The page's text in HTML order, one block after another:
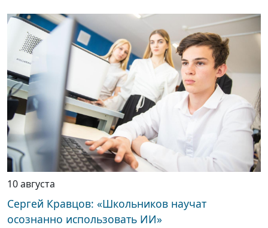
10 августа
Сергей Кравцов: «Школьников научат
осознанно использовать ИИ»